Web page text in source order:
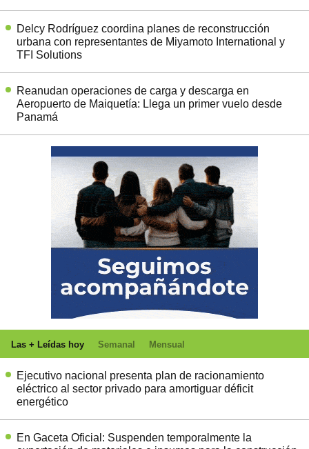
Delcy Rodríguez coordina planes de reconstrucción
urbana con representantes de Miyamoto International y
TFI Solutions
Reanudan operaciones de carga y descarga en
Aeropuerto de Maiquetía: Llega un primer vuelo desde
Panamá
Las + Leídas hoy Semanal Mensual
Ejecutivo nacional presenta plan de racionamiento
eléctrico al sector privado para amortiguar déficit
energético
En Gaceta Oficial: Suspenden temporalmente la